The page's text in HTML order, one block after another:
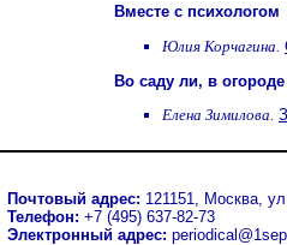
Вместе с психологом
Юлия Корчагина.
Во саду ли, в огороде
Елена Зимилова.
Почтовый адрес: 121151, Москва,
Телефон: +7 (495) 637-82-73
Электронный адрес: